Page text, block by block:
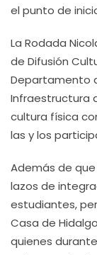
el punto de
La Rodada
de Difusión
Departamento
Infraestructura
cultura física
las y los
Además de
lazos de
estudiantes,
Casa de
quienes